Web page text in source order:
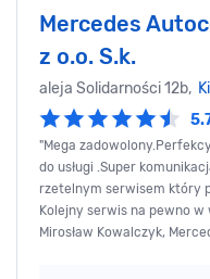
Mercedes
z o.o. S.k.
aleja Solidarności 12b,
"Mega
do usługi .Super
rzetelnym serwisem który
Kolejny serwis na pewno w
Mirosław Kowalczyk,